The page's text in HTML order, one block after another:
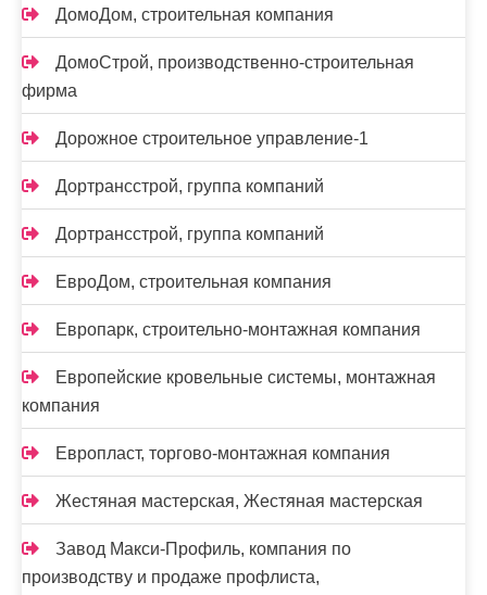
ДомоДом, строительная компания
ДомоСтрой, производственно-строительная
фирма
Дорожное строительное управление-1
Дортрансстрой, группа компаний
Дортрансстрой, группа компаний
ЕвроДом, строительная компания
Европарк, строительно-монтажная компания
Европейские кровельные системы, монтажная
компания
Европласт, торгово-монтажная компания
Жестяная мастерская, Жестяная мастерская
Завод Макси-Профиль, компания по
производству и продаже профлиста,